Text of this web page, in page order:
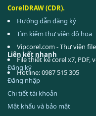
CorelDRAW (CDR).
Hướng dẫn đăng ký
Tìm kiếm thư viện đồ họa
Vipcorel.com - Thư viện
File thiết kế corel x7, PDF,
Hotline: 0987 515 305
Liên kết nhanh
Đăng ký
Đăng nhập
Chi tiết tài khoản
Mật khẩu và bảo mật